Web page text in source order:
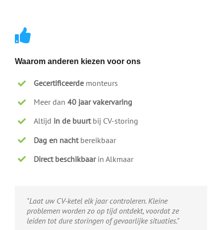
Waarom anderen kiezen voor ons
Gecertificeerde monteurs
Meer dan40 jaar vakervaring
Altijd in de buurtbij CV-storing
Dag en nachtbereikbaar
Direct beschikbaarin Alkmaar
"Laat uw CV-ketel elk jaar controleren. Kleine
problemen worden zo op tijd ontdekt, voordat ze
leiden tot dure storingen of gevaarlijke situaties."